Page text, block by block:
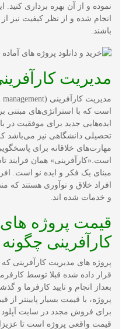
نموده و از آن بهره برداری کنید.
انجام شده و از نظر کیفیت نیز
باشند.
مدیریت
است که با استراتژی‌های مبتنی
ایده‌هایی جدید برای موفقیت
تحصیلی دانشگاهی نیز می‌باشد
مهارت‌های خلاقانه برای
است.«کارآفرینی» همان
مبنای یک فکر و ایده نو است.
افراد خلاق و نوآوری هستند که
و خدمات شده اند.
قیمت پروژه
کارآفرینی
پروژه های مدیریت کارآفرینی
قرار داده شده قبلا توسط
بعداز انجام و تایید کارفرما و
پروژه، با قیمت بسیار پایینتر
برای فروش مجدد در سایت
قیمت واقعی پروژه است تا